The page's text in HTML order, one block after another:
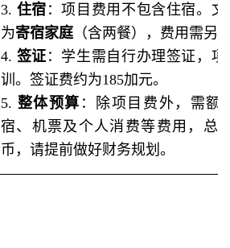
3. 住宿 ：项目费用不包含住宿。
为寄宿家庭 （含两餐），费用需另
4. 签证 ：学生需自行办理签证，
训。签证费约为185加元。
5. 整体预算 ：除项目费外，需额
宿、机票及个人消费等费用，总
币，请提前做好财务规划。